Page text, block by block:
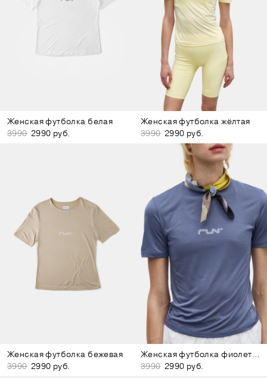
Женская футболка белая
3990 2990 руб.
Женская футболка жёлтая
3990 2990 руб.
Женская футболка бежевая
3990 2990 руб.
Женская футболка фиолетовая
3990 2990 руб.